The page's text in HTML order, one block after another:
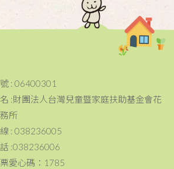
: 06400301
:財團法人台灣兒童暨家庭扶助基金會花
所
: 038236005
:038236006
愛心碼：1785